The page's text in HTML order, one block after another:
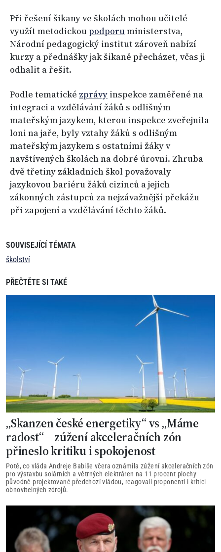
Při řešení šikany ve školách mohou učitelé
využít metodickoupodporuministerstva,
Národní pedagogický institut zároveň nabízí
kurzy a přednášky jak šikaně přecházet, včas ji
odhalit a řešit.
Podle tematické zprávy inspekce zaměřené na
integraci a vzdělávání žáků s odlišným
mateřským jazykem, kterou inspekce zveřejnila
loni na jaře, byly vztahy žáků s odlišným
mateřským jazykem s ostatními žáky v
navštívených školách na dobré úrovni. Zhruba
dvě třetiny základních škol považovaly
jazykovou bariéru žáků cizinců a jejich
zákonných zástupců za nejzávažnější překážu
při zapojení a vzdělávání těchto žáků.
SOUVISEJÍCÍ TÉMATA
školství
PŘEČTĚTE SI TAKÉ
„Skanzen české energetiky“ vs „Máme
radost“ – zúžení akceleračních zón
přineslo kritiku i spokojenost
Poté, co vláda Andreje Babiše včera oznámila zúžení akceleračních zón
pro výstavbu solárních a větrných elektráren na 11 procent plochy
původně projektované předchozí vládou, reagovali proponenti i kritici
obnovitelných zdrojů.